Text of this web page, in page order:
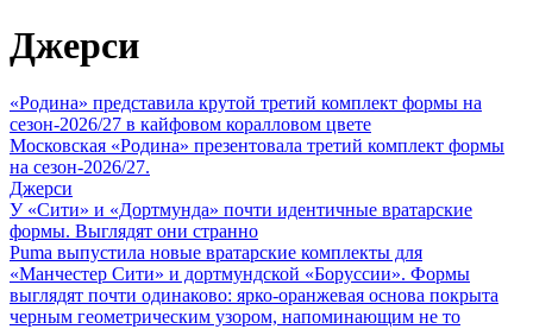
Джерси
«Родина» представила крутой третий комплект формы на
сезон-2026/27 в кайфовом коралловом цвете
Московская «Родина» презентовала третий комплект формы
на сезон-2026/27.
Джерси
У «Сити» и «Дортмунда» почти идентичные вратарские
формы. Выглядят они странно
Puma выпустила новые вратарские комплекты для
«Манчестер Сити» и дортмундской «Боруссии». Формы
выглядят почти одинаково: ярко-оранжевая основа покрыта
черным геометрическим узором, напоминающим не то